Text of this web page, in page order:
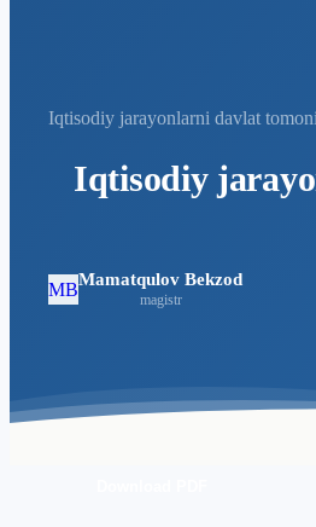
Iqtisodiy jarayonlarni davlat
Iqtisodiy
MBMamatqulov Bekzod
magistr